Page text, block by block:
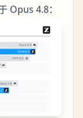
Opus 4.8：